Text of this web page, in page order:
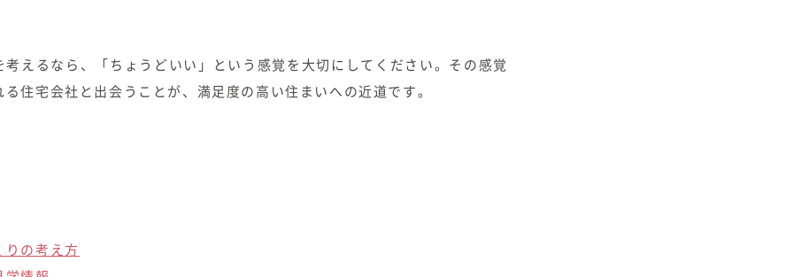
考えるなら、「ちょうどいい」という感覚を大切にしてください。その感覚
住宅会社と出会うことが、満足度の高い住まいへの近道です。
りの考え方